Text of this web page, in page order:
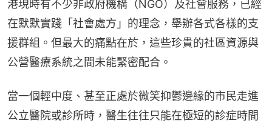
港現時有不少非政府機構（NGO）及社會服務，已經
在默默實踐「社會處方」的理念，舉辦各式各樣的支
援群組。但最大的痛點在於，這些珍貴的社區資源與
公營醫療系統之間未能緊密配合。
當一個輕中度、甚至正處於微笑抑鬱邊緣的市民走進
公立醫院或診所時，醫生往往只能在極短的診症時間